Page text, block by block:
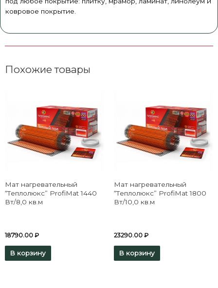
ковровое покрытие.
Похожие товары
Мат нагревательный
“Теплолюкс” ProfiMat 1440
Вт/8,0 кв.м
18790.00 ₽
В корзину
Мат нагревательный
“Теплолюкс” ProfiMat 1800
Вт/10,0 кв.м
23290.00 ₽
В корзину